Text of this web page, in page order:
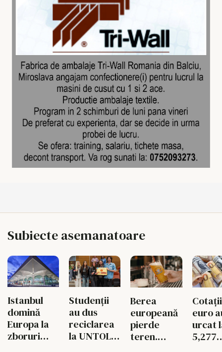
Subiecte asemanatoare
Istanbul
domină
Europa la
zboruri
Studenții
au dus
reciclarea
la UNTOLD
Berea
europeană
pierde
teren.
euro
urcat
5,277